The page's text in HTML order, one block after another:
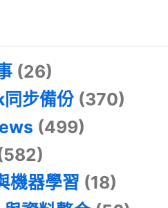
(26)
步備份 (370)
(499)
機器學習 (18)